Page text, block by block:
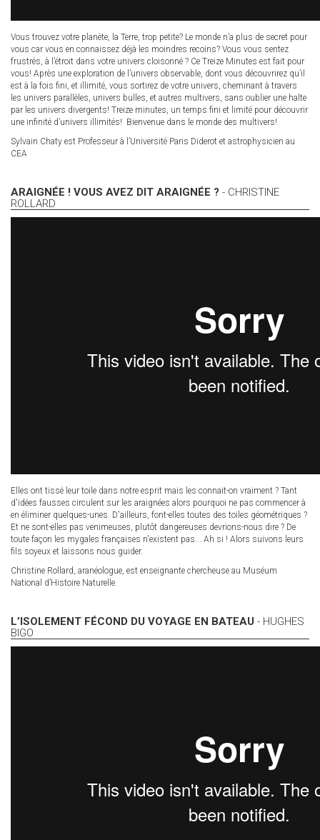
Vous trouvez votre planète, la Terre, trop petite? Le monde n’a plus de secret pour
vous car vous en connaissez déjà les moindres recoins? Vous vous sentez
frustrés, à l’étroit dans votre univers cloisonné ? Ce Treize Minutes est fait pour
vous! Après une exploration de l’univers observable, dont vous découvrirez qu’il
est à la fois fini, et illimité, vous sortirez de votre univers, cheminant à travers
les univers parallèles, univers bulles, et autres multivers, sans oublier une halte
par les univers divergents! Treize minutes, un temps fini et limité pour découvrir
une infinité d’univers illimités! Bienvenue dans le monde des multivers!
Sylvain Chaty est Professeur à l’Université Paris Diderot et astrophysicien au
CEA
ARAIGNÉE ! VOUS AVEZ DIT ARAIGNÉE ? - CHRISTINE
ROLLARD
Elles ont tissé leur toile dans notre esprit mais les connait-on vraiment ? Tant
d'idées fausses circulent sur les araignées alors pourquoi ne pas commencer à
en éliminer quelques-unes. D'ailleurs, font-elles toutes des toiles géométriques ?
Et ne sont-elles pas venimeuses, plutôt dangereuses devrions-nous dire ? De
toute façon les mygales françaises n'existent pas... Ah si ! Alors suivons leurs
fils soyeux et laissons nous guider.
Christine Rollard, aranéologue, est enseignante chercheuse au Muséum
National d’Histoire Naturelle.
L’ISOLEMENT FÉCOND DU VOYAGE EN BATEAU - HUGHES
BIGO